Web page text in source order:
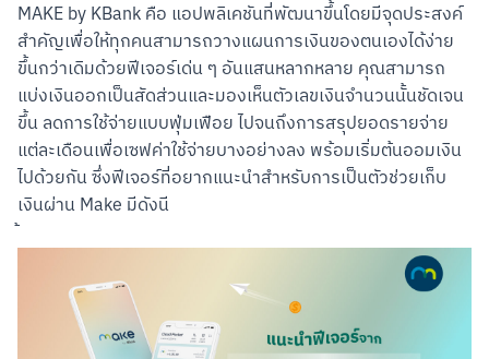
MAKE by KBank คือ แอปพลิเคชันที่พัฒนาขึ้นโดยมีจุดประสงค์
สำคัญเพื่อให้ทุกคนสามารถวางแผนการเงินของตนเองได้ง่าย
ขึ้นกว่าเดิมด้วยฟีเจอร์เด่น ๆ อันแสนหลากหลาย คุณสามารถ
แบ่งเงินออกเป็นสัดส่วนและมองเห็นตัวเลขเงินจำนวนนั้นชัดเจน
ขึ้น ลดการใช้จ่ายแบบฟุ่มเฟือย ไปจนถึงการสรุปยอดรายจ่าย
แต่ละเดือนเพื่อเซฟค่าใช้จ่ายบางอย่างลง พร้อมเริ่มต้นออมเงิน
ไปด้วยกัน ซึ่งฟีเจอร์ที่อยากแนะนำสำหรับการเป็นตัวช่วยเก็บ
เงินผ่าน Make มีดังนี